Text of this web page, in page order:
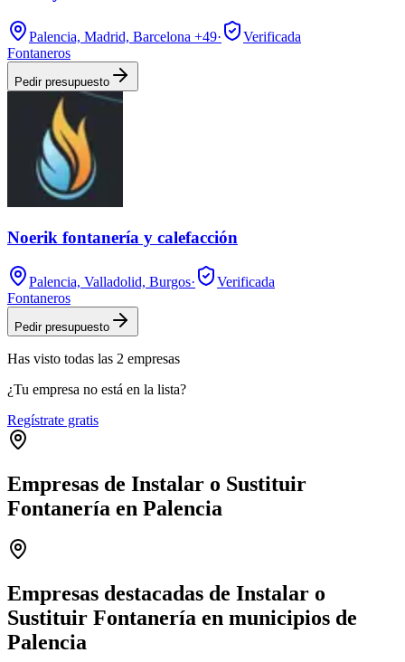
Palencia, Madrid, Barcelona +49·
Verificada
Fontaneros
Pedir presupuesto
Noerik fontanería y calefacción
Palencia, Valladolid, Burgos·
Verificada
Fontaneros
Pedir presupuesto
Has visto todas las 2 empresas
¿Tu empresa no está en la lista?
Regístrate gratis
Empresas de Instalar o Sustituir
Fontanería en Palencia
−
Empresas destacadas de Instalar o
Sustituir Fontanería en municipios de
Palencia